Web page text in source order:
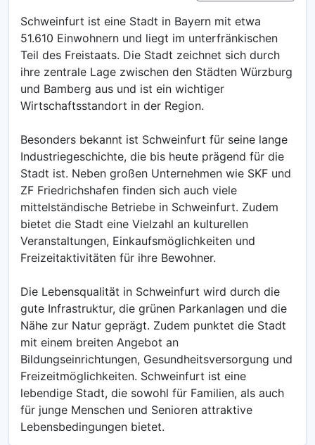
Schweinfurt ist eine Stadt in Bayern mit etwa
51.610 Einwohnern und liegt im unterfränkischen
Teil des Freistaats. Die Stadt zeichnet sich durch
ihre zentrale Lage zwischen den Städten Würzburg
und Bamberg aus und ist ein wichtiger
Wirtschaftsstandort in der Region.
Besonders bekannt ist Schweinfurt für seine lange
Industriegeschichte, die bis heute prägend für die
Stadt ist. Neben großen Unternehmen wie SKF und
ZF Friedrichshafen finden sich auch viele
mittelständische Betriebe in Schweinfurt. Zudem
bietet die Stadt eine Vielzahl an kulturellen
Veranstaltungen, Einkaufsmöglichkeiten und
Freizeitaktivitäten für ihre Bewohner.
Die Lebensqualität in Schweinfurt wird durch die
gute Infrastruktur, die grünen Parkanlagen und die
Nähe zur Natur geprägt. Zudem punktet die Stadt
mit einem breiten Angebot an
Bildungseinrichtungen, Gesundheitsversorgung und
Freizeitmöglichkeiten. Schweinfurt ist eine
lebendige Stadt, die sowohl für Familien, als auch
für junge Menschen und Senioren attraktive
Lebensbedingungen bietet.